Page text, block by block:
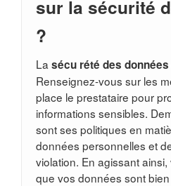
sur la sécurité
?
La sécu rété des données
Renseignez-vous sur les
place le prestataire pour
informations sensibles.
sont ses politiques en
données personnelles et
violation. En agissant
que vos données sont